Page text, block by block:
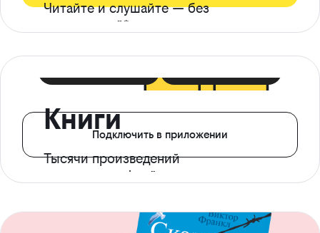
Читайте и слушайте — без
ограничений*
Книги
Тысячи произведений
с доступом офлайн
Подключить в приложении